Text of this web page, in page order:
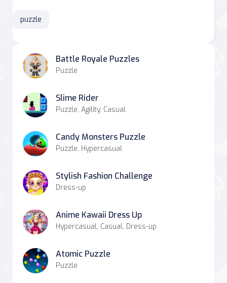
puzzle
Battle Royale Puzzles
Puzzle
Slime Rider
Puzzle, Agility, Casual
Candy Monsters Puzzle
Puzzle, Hypercasual
Stylish Fashion Challenge
Dress-up
Anime Kawaii Dress Up
Hypercasual, Casual, Dress-up
Atomic Puzzle
Puzzle